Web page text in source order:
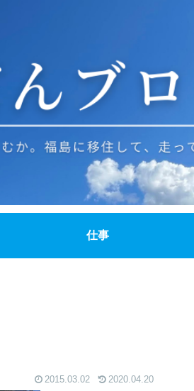
仕事
2015.03.02 2020.04.20